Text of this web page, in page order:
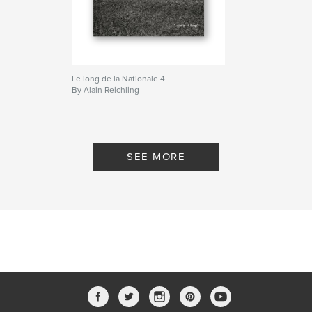
Le long de la Nationale 4
By Alain Reichling
SEE MORE